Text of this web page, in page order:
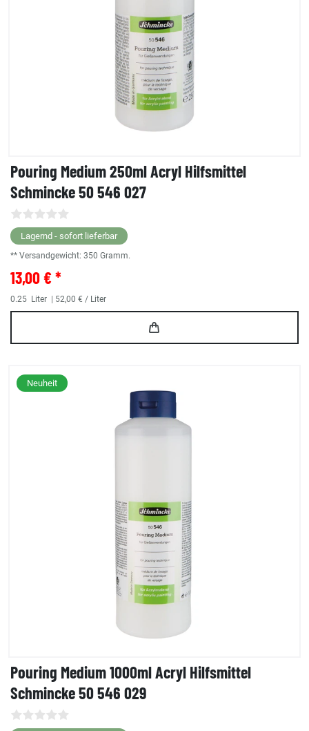
Pouring Medium 250ml Acryl Hilfsmittel
Schmincke 50 546 027
Lagernd - sofort lieferbar
** Versandgewicht: 350 Gramm.
13,00 € *
0.25 Liter | 52,00 € / Liter
Neuheit
Pouring Medium 1000ml Acryl Hilfsmittel
Schmincke 50 546 029